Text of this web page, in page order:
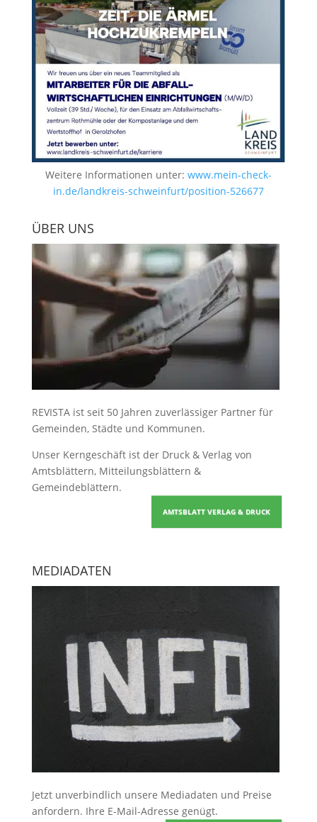
Weitere Informationen unter: www.mein-check-
in.de/landkreis-schweinfurt/position-526677
ÜBER UNS
REVISTA ist seit 50 Jahren zuverlässiger Partner für
Gemeinden, Städte und Kommunen.
Unser Kerngeschäft ist der Druck & Verlag von
Amtsblättern, Mitteilungsblättern &
Gemeindeblättern.
AMTSBLATT VERLAG & DRUCK
MEDIADATEN
Jetzt unverbindlich unsere Mediadaten und Preise
anfordern. Ihre E-Mail-Adresse genügt.